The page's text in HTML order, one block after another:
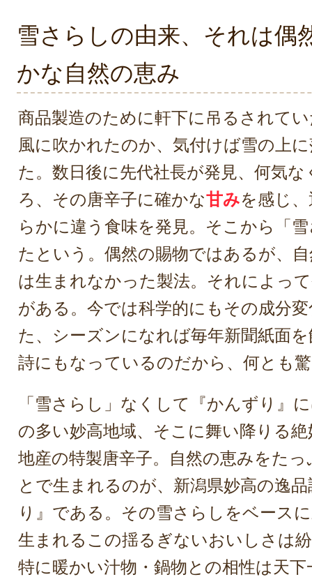
雪さらしの由来、それは偶
かな自然の恵み
商品製造のために軒下に吊るされて
風に吹かれたのか、気付けば雪の上
た。数日後に先代社長が発見、何気
ろ、その唐辛子に確かな甘みを感じ
らかに違う食味を発見。そこから「
たという。偶然の賜物ではあるが、
は生まれなかった製法。それによっ
がある。今では科学的にもその成分
た、シーズンになれば毎年新聞紙面
詩にもなっているのだから、何とも
「雪さらし」なくして『かんずり』
の多い妙高地域、そこに舞い降りる
地産の特製唐辛子。自然の恵みをた
とで生まれるのが、新潟県妙高の逸
り』である。その雪さらしをベース
生まれるこの揺るぎないおいしさは
特に暖かい汁物・鍋物との相性は天